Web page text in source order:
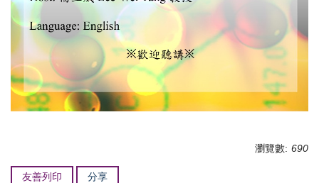
瀏覽數: 690
友善列印 分享